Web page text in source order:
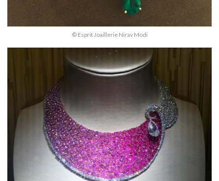
© Esprit Joaillerie Nirav Modi